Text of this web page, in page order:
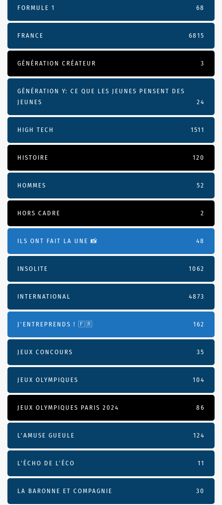
FORMULE 1 68
FRANCE 6815
GÉNÉRATION CRÉATEUR 3
GÉNÉRATION Y: CE QUE LES JEUNES PENSENT DES
JEUNES
24
HIGH TECH 1511
HISTOIRE 120
HOMMES 52
HORS CADRE 2
ILS ONT FAIT LA UNE 📸 48
INSOLITE 1062
INTERNATIONAL 4873
J'ENTREPRENDS ! 🇫🇷 162
JEUX CONCOURS 35
JEUX OLYMPIQUES 104
JEUX OLYMPIQUES PARIS 2024 86
L'AMUSE GUEULE 124
L’ÉCHO DE L’ÉCO 11
LA BARONNE ET COMPAGNIE 30